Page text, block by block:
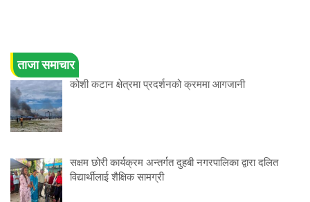
ताजा समाचार
कोशी कटान क्षेत्रमा प्रदर्शनको क्रममा आगजानी
सक्षम छोरी कार्यक्रम अन्तर्गत दुहबी नगरपालिका द्वारा दलित
विद्यार्थीलाई शैक्षिक सामग्री